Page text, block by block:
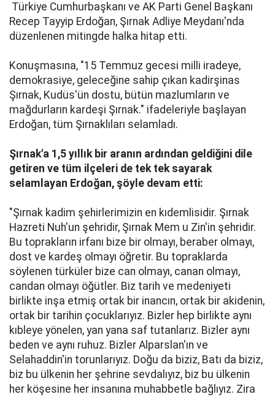
Türkiye Cumhurbaşkanı ve AK Parti Genel Başkanı
Recep Tayyip Erdoğan, Şırnak Adliye Meydanı'nda
düzenlenen mitingde halka hitap etti.
Konuşmasına, "15 Temmuz gecesi milli iradeye,
demokrasiye, geleceğine sahip çıkan kadirşinas
Şırnak, Kudüs'ün dostu, bütün mazlumların ve
mağdurların kardeşi Şırnak." ifadeleriyle başlayan
Erdoğan, tüm Şırnaklıları selamladı.
Şırnak'a 1,5 yıllık bir aranın ardından geldiğini dile
getiren ve tüm ilçeleri de tek tek sayarak
selamlayan Erdoğan, şöyle devam etti:
"Şırnak kadim şehirlerimizin en kıdemlisidir. Şırnak
Hazreti Nuh'un şehridir, Şırnak Mem u Zin'in şehridir.
Bu toprakların irfanı bize bir olmayı, beraber olmayı,
dost ve kardeş olmayı öğretir. Bu topraklarda
söylenen türküler bize can olmayı, canan olmayı,
candan olmayı öğütler. Biz tarih ve medeniyeti
birlikte inşa etmiş ortak bir inancın, ortak bir akidenin,
ortak bir tarihin çocuklarıyız. Bizler hep birlikte aynı
kıbleye yönelen, yan yana saf tutanlarız. Bizler aynı
beden ve aynı ruhuz. Bizler Alparslan'ın ve
Selahaddin'in torunlarıyız. Doğu da biziz, Batı da biziz,
biz bu ülkenin her şehrine sevdalıyız, biz bu ülkenin
her köşesine her insanına muhabbetle bağlıyız. Zira